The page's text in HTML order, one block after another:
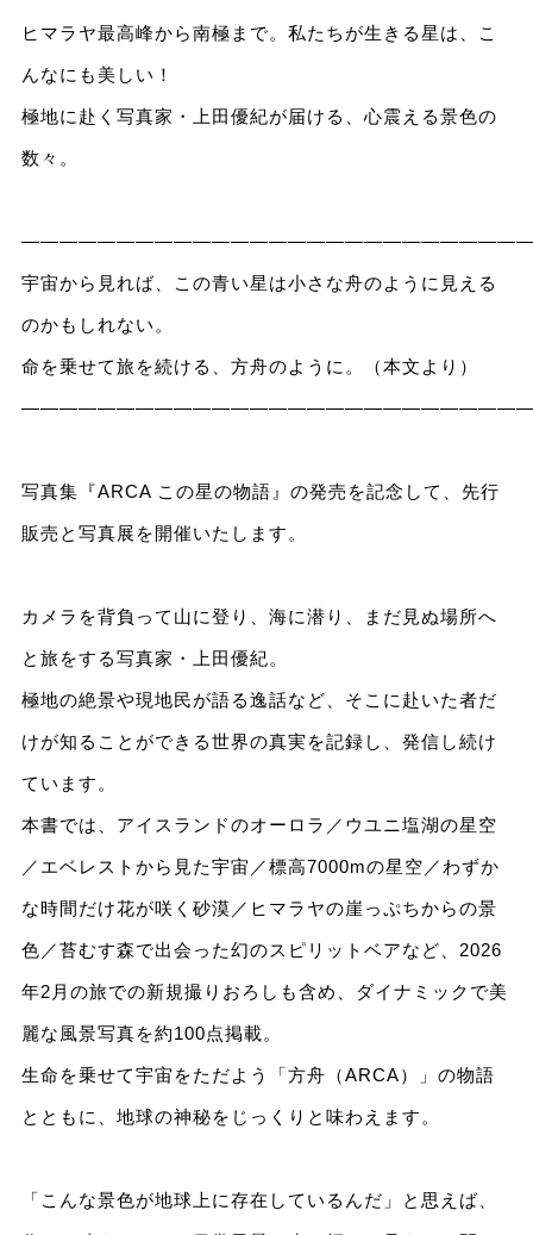
ヒマラヤ最高峰から南極まで。私たちが生きる星は、こ
んなにも美しい！
極地に赴く写真家・上田優紀が届ける、心震える景色の
数々。
宇宙から見れば、この青い星は小さな舟のように見える
のかもしれない。
命を乗せて旅を続ける、方舟のように。（本文より）
写真集『ARCA この星の物語』の発売を記念して、先行
販売と写真展を開催いたします。
カメラを背負って山に登り、海に潜り、まだ見ぬ場所へ
と旅をする写真家・上田優紀。
極地の絶景や現地民が語る逸話など、そこに赴いた者だ
けが知ることができる世界の真実を記録し、発信し続け
ています。
本書では、アイスランドのオーロラ／ウユニ塩湖の星空
／エベレストから見た宇宙／標高7000mの星空／わずか
な時間だけ花が咲く砂漠／ヒマラヤの崖っぷちからの景
色／苔むす森で出会った幻のスピリットベアなど、2026
年2月の旅での新規撮りおろしも含め、ダイナミックで美
麗な風景写真を約100点掲載。
生命を乗せて宇宙をただよう「方舟（ARCA）」の物語
とともに、地球の神秘をじっくりと味わえます。
「こんな景色が地球上に存在しているんだ」と思えば、